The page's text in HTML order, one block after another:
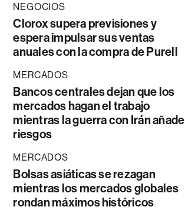
NEGOCIOS
Clorox supera previsiones y
espera impulsar sus ventas
anuales con la compra de Purell
MERCADOS
Bancos centrales dejan que los
mercados hagan el trabajo
mientras la guerra con Irán añade
riesgos
MERCADOS
Bolsas asiáticas se rezagan
mientras los mercados globales
rondan máximos históricos